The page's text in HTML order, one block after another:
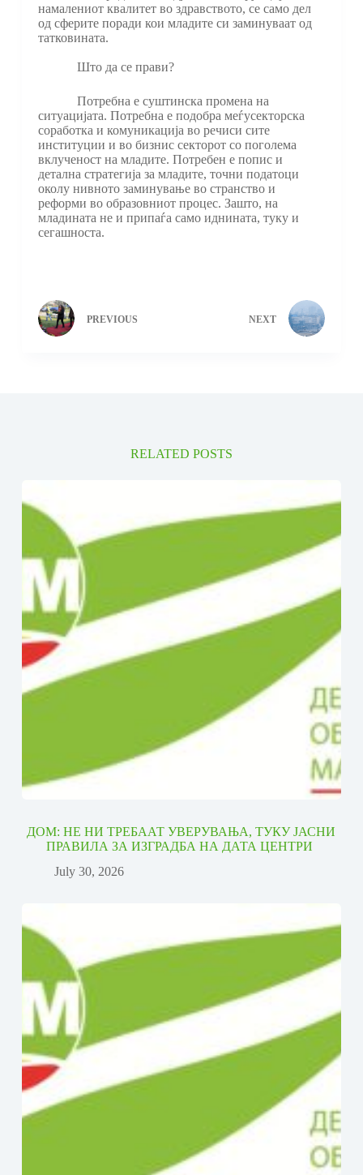
намалениот квалитет во здравството, се само дел
од сферите поради кои младите си заминуваат од
татковината.
Што да се прави?
Потребна е суштинска промена на
ситуацијата. Потребна е подобра меѓусекторска
соработка и комуникација во речиси сите
институции и во бизнис секторот со поголема
вклученост на младите. Потребен е попис и
детална стратегија за младите, точни податоци
околу нивното заминување во странство и
реформи во образовниот процес. Зашто, на
младината не и припаѓа само иднината, туку и
сегашноста.
PREVIOUS NEXT
RELATED POSTS
ДОМ: НЕ НИ ТРЕБААТ УВЕРУВАЊА, ТУКУ ЈАСНИ
ПРАВИЛА ЗА ИЗГРАДБА НА ДАТА ЦЕНТРИ
July 30, 2026